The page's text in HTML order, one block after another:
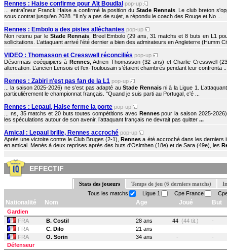
Rennes : Haise confirme pour Aït Boudlal pop-up
... entraîneur Franck Haise a confirmé la position du Stade Rennais. Le club breton
sous contrat jusqu’en 2028. "Il n’y a pas de sujet, a répondu le coach des Rouge et No ...
Rennes : Embolo a des pistes alléchantes pop-up
Non retenu par le Stade Rennais, Breel Embolo (29 ans, 31 matchs et 8 buts en L1
sollicitations. L’attaquant arrivé l’été dernier a bien des admirateurs en Angleterre (Humm
VIDEO : Thomasson et Cresswell réconciliés pop-up
Désormais coéquipiers à Rennes, Adrien Thomasson (32 ans) et Charlie Cresswell
altercation. L’ancien Lensois et l’ex-Toulousain s’étaient chambrés pendant leur confronta
Rennes : Zabiri n'est pas fan de la L1 pop-up
... la saison 2025-2026) ne s’est pas adapté auStade Rennaisni à la Ligue 1.
particulièrement le championnat français. "Quand je suis parti au Portugal, c'é ...
Rennes : Lepaul, Haise ferme la porte pop-up
... ns, 35 matchs et 20 buts toutes compétitions avec Rennespour la saison 2025-
les spéculations autour de son avenir, l’attaquant français ne devrait pas quitter ...
Amical : Lepaul brille, Rennes accroché pop-up
Après une victoire contre le Club Bruges (2-1),Rennes a été accroché dans les derniers
en amical. Menés à deux reprises après des buts d'Osimhen (18e) et de Sara (49e), les
EFFECTIF
Stats des joueurs Temps de jeu (6 derniers matchs)
Tous les matchs
Ligue 1 Cpe France
Nationalité Nom Age Joué But
Gardien
FRA
B. Costil 28 ans 44 (44 tit.)
-
FRA
C. Dilo 21 ans -
-
FRA
O. Sorin 34 ans -
-
Défenseur